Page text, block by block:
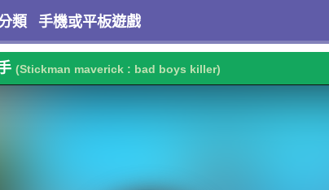
類 手機或平板遊戲
(Stickman maverick : bad boys killer)